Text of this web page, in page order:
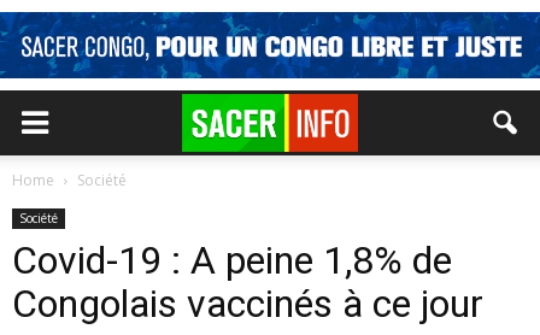
Home Société
Société
Covid-19 : A peine 1,8% de
Congolais vaccinés à ce jour